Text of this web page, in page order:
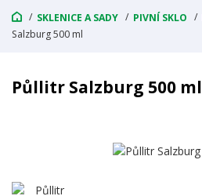
SKLENICE A SADY PIVNÍ SKLO
Salzburg 500 ml
Půllitr Salzburg 500 ml